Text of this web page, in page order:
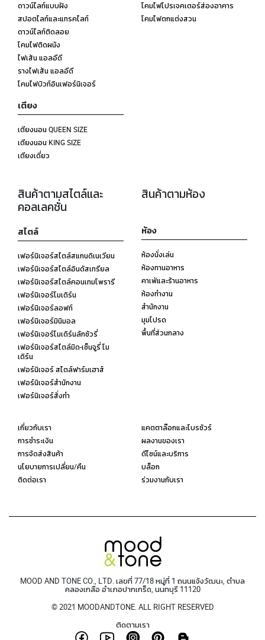
ดาวน์ไลท์แบบฝัง
สปอตไลท์และแทรคไลท์
ดาวน์ไลท์ติดลอย
โคมไฟติดผนัง
ไฟเส้น แอลอีดี
รางไฟเส้น แอลอีดี
โคมไฟบิวท์อินเฟอร์นิเจอร์
โคมไฟโปรเจคเตอร์ส่องอาคาร
โคมไฟตกแต่งสวน
เตียง
เตียงนอน QUEEN SIZE
เตียงนอน KING SIZE
เตียงเดี่ยว
สินค้าตามสไตล์และ
คอลเลคชั่น
สไตล์
เฟอร์นิเจอร์สไตล์สแกนดิเนเวียน
เฟอร์นิเจอร์สไตล์อินดัสเทรียล
เฟอร์นิเจอร์สไตล์คอนเทมโพรารี
เฟอร์นิเจอร์โมเดิร์น
เฟอร์นิเจอร์ลอฟท์
เฟอร์นิเจอร์มินิมอล
เฟอร์นิเจอร์โมเดิร์นลักชัวรี่
เฟอร์นิเจอร์สไตล์มิด-เซ็นจูรี่ โม
เดิร์น
เฟอร์นิเจอร์ สไตล์ฟาร์มเฮาส์
เฟอร์นิเจอร์สำนักงาน
เฟอร์นิเจอร์สั่งทำ
สินค้าตามห้อง
ห้อง
ห้องนั่งเล่น
ห้องทานอาหาร
คาเฟ่และร้านอาหาร
ห้องทำงาน
สำนักงาน
มุมโปรด
พื้นที่ส่วนกลาง
เกี่ยวกับเรา
การชำระเงิน
การจัดส่งสินค้า
นโยบายการเปลี่ยน/คืน
ติดต่อเรา
แคตตาล๊อกและโบรชัวร์
ผลงานของเรา
ดีไซน์และบริการ
บล็อก
ร่วมงานกับเรา
MOOD AND TONE CO., LTD. เลขที่ 77/18 หมู่ที่ 1 ถนนแจ้งวัฒนะ, ตำบล
คลองเกลือ อำเภอปากเกร็ด, นนทบุรี 11120
© 2021 MOODANDTONE. ALL RIGHT RESERVED
ติดตามเรา